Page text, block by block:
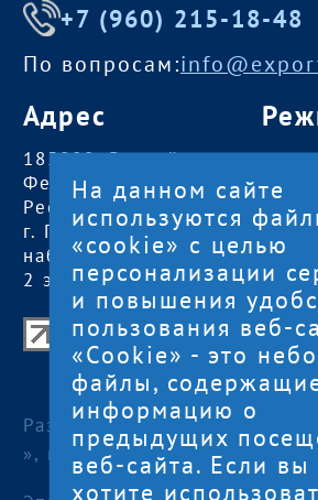
+7 (960) 215-18-48
По вопросам:
Адрес
185000, Российская
Федерация,
Республика Карелия
г. Петрозаводск,
наб. Гюллинга, 11 /
2 этаж, офис 2
пн —
18:00
пт:
обед
14:00
сб,
Центр поддержки
Карелия
© 2012—2024
Разработка и поддержка
», г. Петрозаводск
На данном сайте
используются
«cookie» с целью
персонализации
и повышения
пользования веб-
«Cookie» - это
файлы,
информацию о
предыдущих
веб-сайта. Если вы
хотите